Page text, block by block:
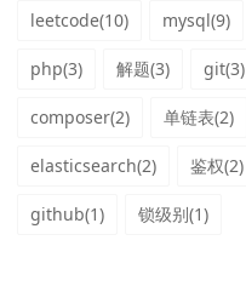
leetcode(10) mysql(9)
php(3) 解题(3) git(3)
composer(2) 单链表(2)
elasticsearch(2) 鉴权(2)
github(1) 锁级别(1)